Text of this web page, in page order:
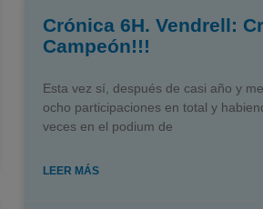
Crónica 6H. Vendrell:
Campeón!!!
Esta vez sí, después de casi año y
ocho participaciones en total y
veces en el podium de
LEER MÁS